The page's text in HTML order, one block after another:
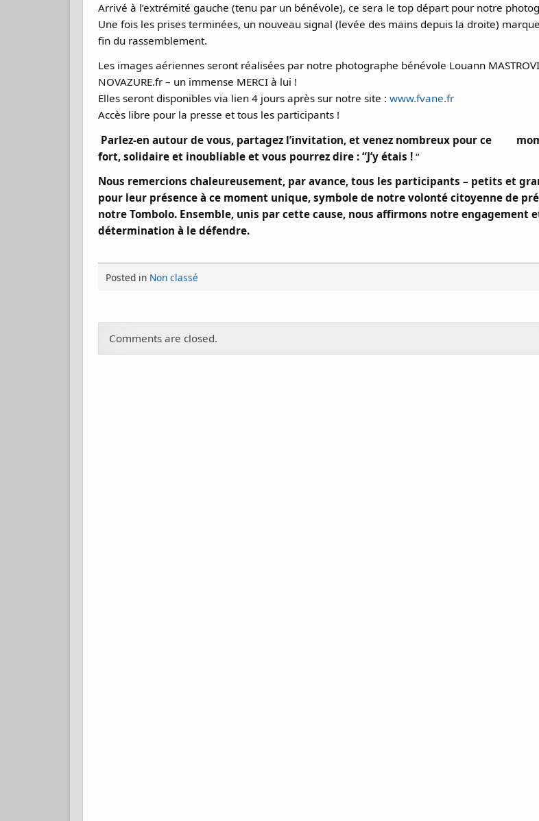
Arrivé à l’extrémité gauche (tenu par un bénévole), ce sera le top départ pour notre
Une fois les prises terminées, un nouveau signal (levée des mains depuis la droite)
fin du rassemblement.
Les images aériennes seront réalisées par notre photographe bénévole Louann
NOVAZURE.fr – un immense MERCI à lui !
Elles seront disponibles via lien 4 jours après sur notre site :www.fvane.fr
Accès libre pour la presse et tous les participants !
Parlez-en autour de vous, partagez l’invitation, et venez nombreux pour ce
fort, solidaire et inoubliable et vous pourrez dire : “J’y étais !“
Nous remercions chaleureusement, par avance, tous les participants – petits et
pour leur présence à ce moment unique, symbole de notre volonté citoyenne de
notre Tombolo. Ensemble, unis par cette cause, nous affirmons notre engagement
détermination à le défendre.
Posted in Non classé
Comments are closed.